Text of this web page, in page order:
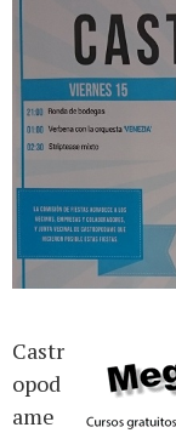
Castr
opod
ame